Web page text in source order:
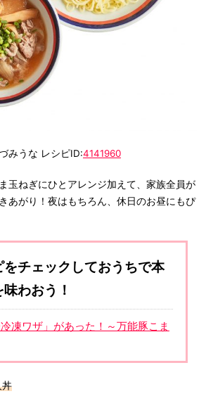
みうな レシピID:4141960
玉ねぎにひとアレンジ加えて、家族全員が
あがり！夜はもちろん、休日のお昼にもぴ
をチェックしておうちで本
わおう！
凍ワザ」があった！～万能豚こま